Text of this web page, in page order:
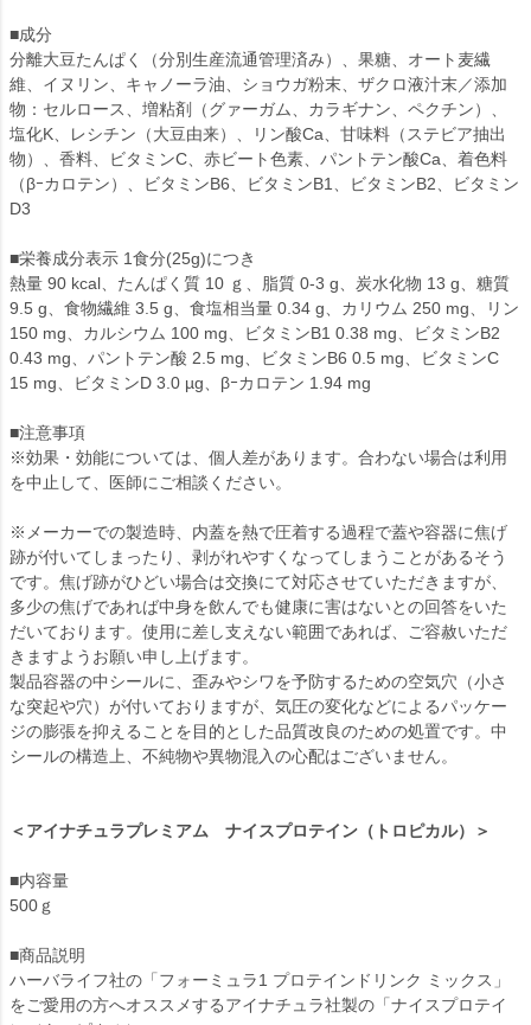
■成分
分離大豆たんぱく（分別生産流通管理済み）、果糖、オート麦繊
維、イヌリン、キャノーラ油、ショウガ粉末、ザクロ液汁末／添加
物：セルロース、増粘剤（グァーガム、カラギナン、ペクチン）、
塩化K、レシチン（大豆由来）、リン酸Ca、甘味料（ステビア抽出
物）、香料、ビタミンC、赤ビート色素、パントテン酸Ca、着色料
（βｰカロテン）、ビタミンB6、ビタミンB1、ビタミンB2、ビタミン
D3
■栄養成分表示 1食分(25g)につき
熱量 90 kcal、たんぱく質 10 ｇ、脂質 0-3 g、炭水化物 13 g、糖質
9.5 g、食物繊維 3.5 g、食塩相当量 0.34 g、カリウム 250 mg、リン
150 mg、カルシウム 100 mg、ビタミンB1 0.38 mg、ビタミンB2
0.43 mg、パントテン酸 2.5 mg、ビタミンB6 0.5 mg、ビタミンC
15 mg、ビタミンD 3.0 µg、βｰカロテン 1.94 mg
■注意事項
※効果・効能については、個人差があります。合わない場合は利用
を中止して、医師にご相談ください。
※メーカーでの製造時、内蓋を熱で圧着する過程で蓋や容器に焦げ
跡が付いてしまったり、剥がれやすくなってしまうことがあるそう
です。焦げ跡がひどい場合は交換にて対応させていただきますが、
多少の焦げであれば中身を飲んでも健康に害はないとの回答をいた
だいております。使用に差し支えない範囲であれば、ご容赦いただ
きますようお願い申し上げます。
製品容器の中シールに、歪みやシワを予防するための空気穴（小さ
な突起や穴）が付いておりますが、気圧の変化などによるパッケー
ジの膨張を抑えることを目的とした品質改良のための処置です。中
シールの構造上、不純物や異物混入の心配はございません。
＜アイナチュラプレミアム ナイスプロテイン（トロピカル）＞
■内容量
500ｇ
■商品説明
ハーバライフ社の「フォーミュラ1 プロテインドリンク ミックス」
をご愛用の方へオススメするアイナチュラ社製の「ナイスプロテイ